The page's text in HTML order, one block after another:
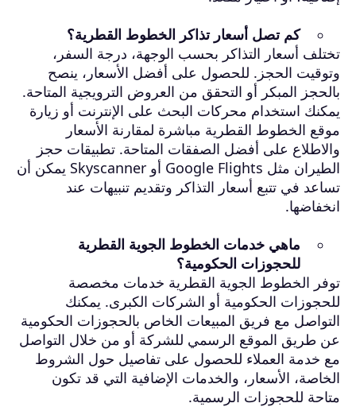
كم تصل أسعار تذاكر الخطوط القطرية؟
تختلف أسعار التذاكر بحسب الوجهة، درجة السفر،
وتوقيت الحجز. للحصول على أفضل الأسعار، ينصح
بالحجز المبكر أو التحقق من العروض الترويجية المتاحة.
يمكنك استخدام محركات البحث على الإنترنت أو زيارة
موقع الخطوط القطرية مباشرة لمقارنة الأسعار
والاطلاع على أفضل الصفقات المتاحة. تطبيقات حجز
الطيران مثل Google Flights أو Skyscanner يمكن أن
تساعد في تتبع أسعار التذاكر وتقديم تنبيهات عند
انخفاضها.
ماهي خدمات الخطوط الجوية القطرية
للحجوزات الحكومية؟
توفر الخطوط الجوية القطرية خدمات مخصصة
للحجوزات الحكومية أو الشركات الكبرى. يمكنك
التواصل مع فريق المبيعات الخاص بالحجوزات الحكومية
عن طريق الموقع الرسمي للشركة أو من خلال التواصل
مع خدمة العملاء للحصول على تفاصيل حول الشروط
الخاصة، الأسعار، والخدمات الإضافية التي قد تكون
متاحة للحجوزات الرسمية.